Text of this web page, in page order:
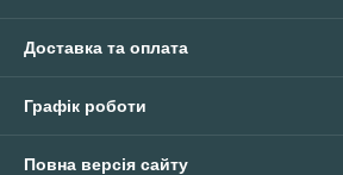
Доставка та оплата
Графік роботи
Повна версія сайту